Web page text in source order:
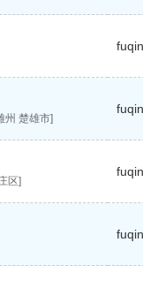
州 楚雄市]
区]